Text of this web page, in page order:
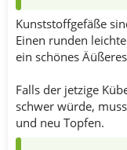
Kunststoffgefäße
Einen runden
ein schönes
Falls der jetzige
schwer würde,
und neu Topfen.